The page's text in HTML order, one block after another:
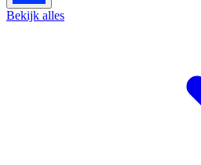
Bekijk alles